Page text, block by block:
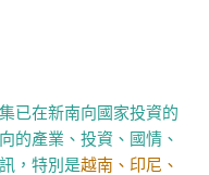
已在新南向國家投資的
的產業、投資、國情、
，特別是越南、印尼、